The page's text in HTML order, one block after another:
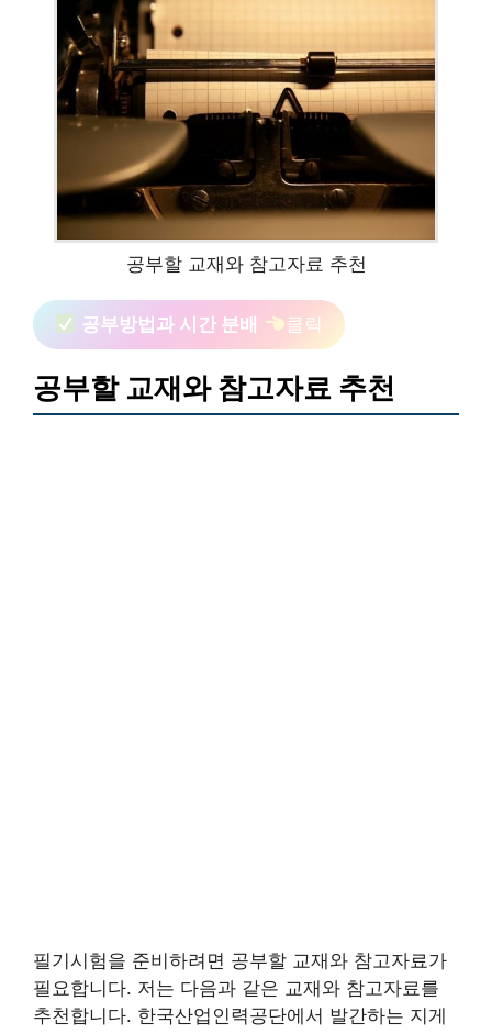
공부할 교재와 참고자료 추천
공부방법과 시간 분배 클릭
공부할 교재와 참고자료 추천
필기시험을 준비하려면 공부할 교재와 참고자료가
필요합니다. 저는 다음과 같은 교재와 참고자료를
추천합니다. 한국산업인력공단에서 발간하는 지게